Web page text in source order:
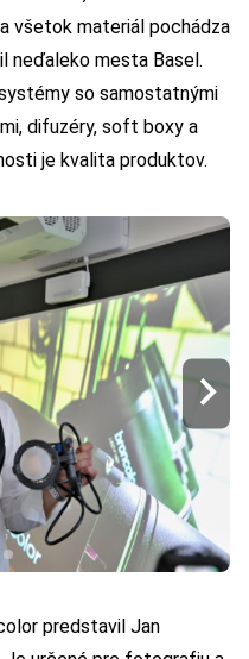
všetok materiál pochádza
neďaleko mesta Basel.
so samostatnými
difuzéry, soft boxy a
je kvalita produktov.
predstavil Jan